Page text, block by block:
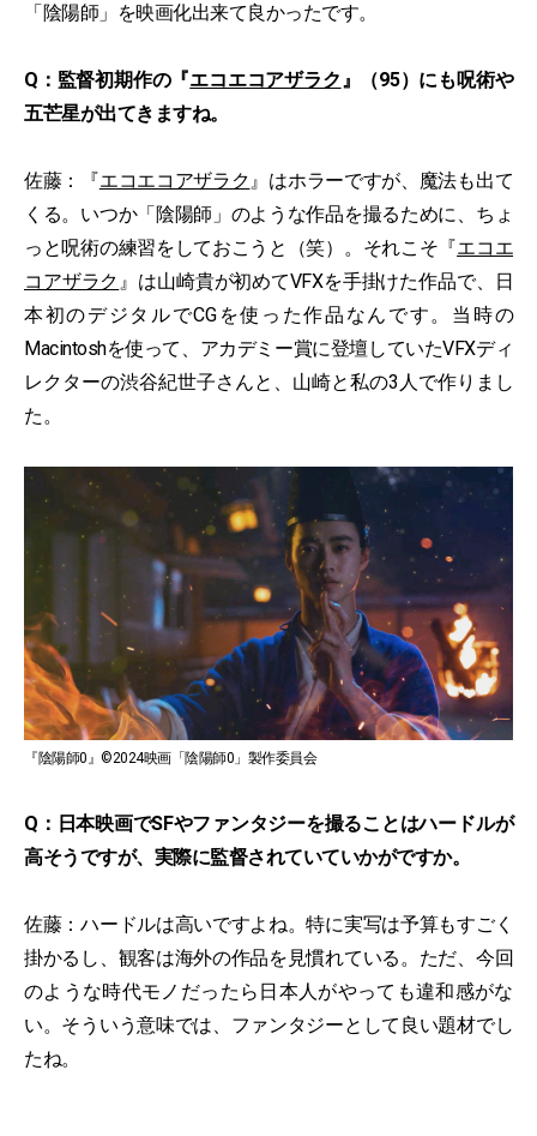
「陰陽師」を映画化出来て良かったです。
Q：監督初期作の『エコエコアザラク』（95）にも呪術や
五芒星が出てきますね。
佐藤：『エコエコアザラク』はホラーですが、魔法も出て
くる。いつか「陰陽師」のような作品を撮るために、ちょ
っと呪術の練習をしておこうと（笑）。それこそ『エコエ
コアザラク 』は山崎貴が初めてVFXを手掛けた作品で、日
本初のデジタルでCGを使った作品なんです。当時の
Macintoshを使って、アカデミー賞に登壇していたVFXディ
レクターの渋谷紀世子さんと、山崎と私の3人で作りまし
た。
『陰陽師0』©2024映画「陰陽師0」製作委員会
Q：日本映画でSFやファンタジーを撮ることはハードルが
高そうですが、実際に監督されていていかがですか。
佐藤：ハードルは高いですよね。特に実写は予算もすごく
掛かるし、観客は海外の作品を見慣れている。ただ、今回
のような時代モノだったら日本人がやっても違和感がな
い。そういう意味では、ファンタジーとして良い題材でし
たね。